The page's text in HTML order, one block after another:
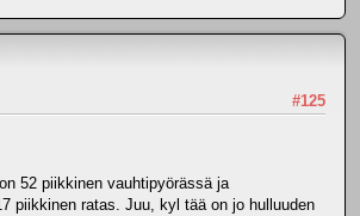
#125
52 piikkinen vauhtipyörässä ja
piikkinen ratas. Juu, kyl tää on jo hulluuden